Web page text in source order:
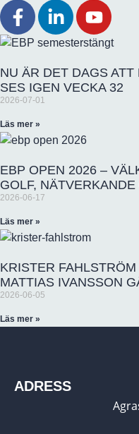
NU ÄR DET DAGS
SES IGEN VECKA 32
2026-07-01
Läs mer »
EBP OPEN 2026 –
GOLF,
2026-06-17
Läs mer »
KRISTER
MATTIAS IVANSSON
2026-06-05
Läs mer »
ADRESS